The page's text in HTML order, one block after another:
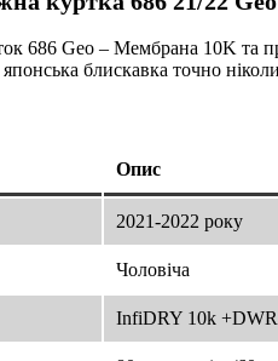
686 Geo – Мембрана 10K та
блискавка точно
Опис
2021-2022 року
Чоловіча
InfiDRY 10k +DWR